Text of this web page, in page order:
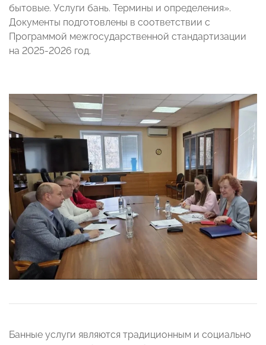
бытовые. Услуги бань. Термины и определения».
Документы подготовлены в соответствии с
Программой межгосударственной стандартизации
на 2025-2026 год.
Банные услуги являются традиционным и социально